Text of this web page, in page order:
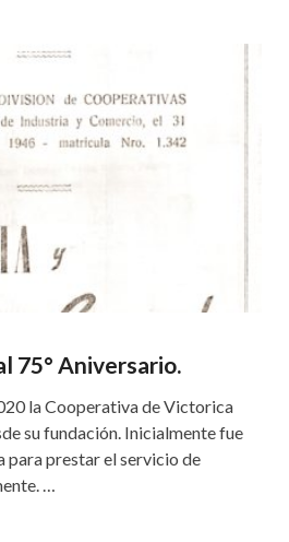
75° Aniversario.
la Cooperativa de Victorica
su fundación. Inicialmente fue
para prestar el servicio de
…